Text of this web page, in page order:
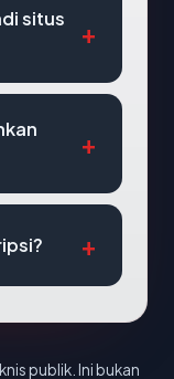
situs
publik. Ini bukan